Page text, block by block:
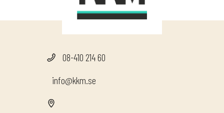
08-410 214 60
info@kkm.se